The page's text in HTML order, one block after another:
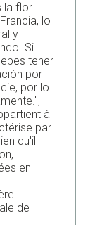
la flor
lo
y
Si
tener
por
por lo
à
par
qu'il
en
de